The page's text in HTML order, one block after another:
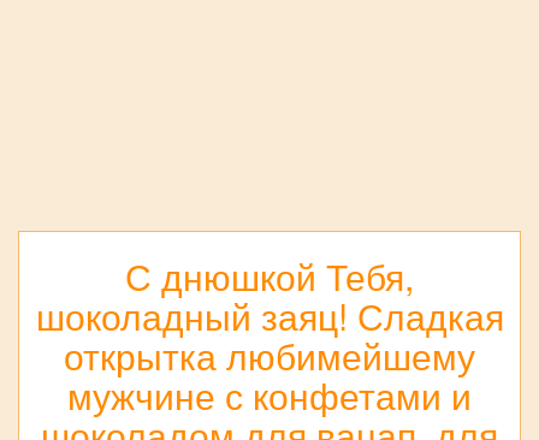
С днюшкой Тебя,
шоколадный заяц! Сладкая
открытка любимейшему
мужчине с конфетами и